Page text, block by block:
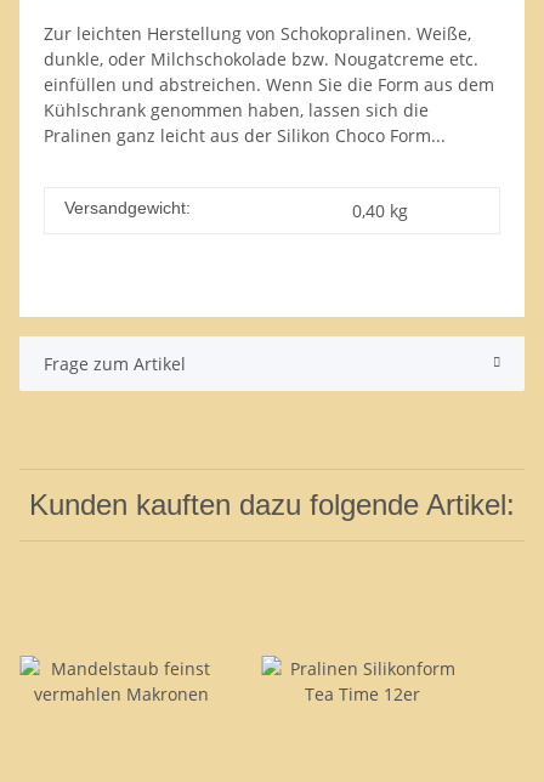
Zur leichten Herstellung von Schokopralinen. Weiße,
dunkle, oder Milchschokolade bzw. Nougatcreme etc.
einfüllen und abstreichen. Wenn Sie die Form aus dem
Kühlschrank genommen haben, lassen sich die
Pralinen ganz leicht aus der Silikon Choco Form...
Versandgewicht: 0,40 kg
Frage zum Artikel
Kunden kauften dazu folgende Artikel: